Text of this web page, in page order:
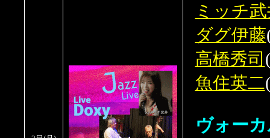
ミッチ
ダグ伊藤
高橋秀司
魚住英二
ヴォー